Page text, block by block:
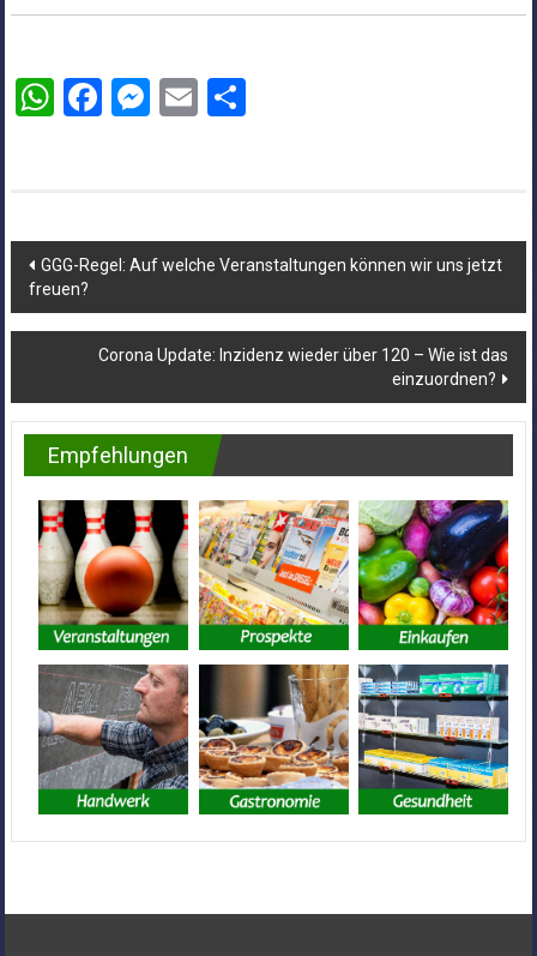
WhatsApp
Facebook
Messenger
EmailTeilen
Beitragsnavigation
GGG-Regel: Auf welche Veranstaltungen können wir uns jetzt
freuen?
Corona Update: Inzidenz wieder über 120 – Wie ist das
einzuordnen?
Empfehlungen